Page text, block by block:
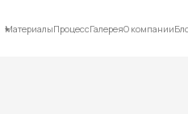
МатериалыПроцессГалереяО компании